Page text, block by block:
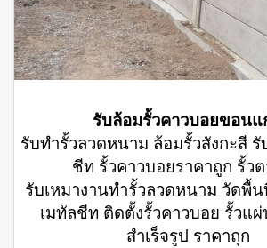
รับล้อมรั้วคาวบอยขอน
รับทำรั้วลวดหนาม ล้อมรั้วสังกะสี รั
ชีท รั้วคาวบอยราคาถูก รั้ว
รับเหมางานทำรั้วลวดหนาม วัดพื้น
เมทัลชีท ติดตั้งรั้วคาวบอย รั้วแ
สำเร็จรูป ราคาถุก